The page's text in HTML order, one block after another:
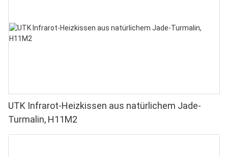
UTK Infrarot-Heizkissen aus natürlichem Jade-
Turmalin, H11M2